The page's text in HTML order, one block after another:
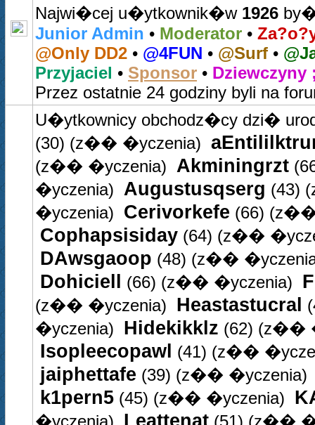
Najwi�cej u�ytkownik�w 1926
Junior Admin • Moderator •
@Only DD2 • @4FUN • @Surf •
Przyjaciel • Sponsor • Dziewczyny
Przez ostatnie 24 godziny byli na
U�ytkownicy obchodz�cy dzi�
(30) (z�� �yczenia)
(z�� �yczenia) Akminingrzt
�yczenia) Augustusqserg (43)
�yczenia) Cerivorkefe (66) (z��
Cophapsisiday (64) (z��
DAwsgaoop (48) (z��
Dohiciell (66) (z�� �yczenia)
(z�� �yczenia) Heastastucral
�yczenia) Hidekikklz (62) (z��
Isopleecopawl (41) (z��
jaiphettafe (39) (z�� �yczenia)
k1pern5 (45) (z�� �yczenia)
�yczenia) Leattenat (51) (z��